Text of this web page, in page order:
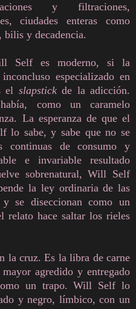
y filtraciones,
ciudades enteras como
bilis y decadencia.
Self es moderno, si la
especializado en
el slapstickde la adicción.
como un caramelo
La esperanza de que el
lo sabe, y sabe que no se
continuas de consumo y
e invariable resultado
sobrenatural, Will Self
la ley ordinaria de las
se diseccionan como un
relato hace saltar los rieles
la cruz. Es la libra de carne
agredido y entregado
un trapo. Will Self lo
y negro, límbico, con un